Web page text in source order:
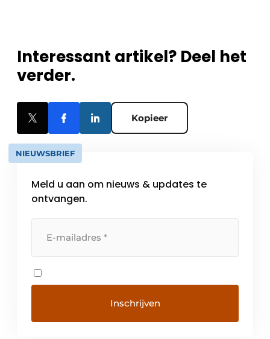
Interessant artikel? Deel het
verder.
Kopieer
NIEUWSBRIEF
Meld u aan om nieuws & updates te
ontvangen.